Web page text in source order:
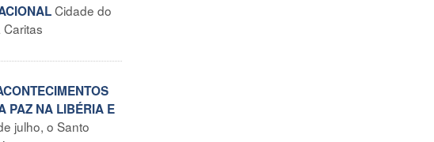
Cidade do
PAZ NA LIBÉRIA E
julho, o Santo